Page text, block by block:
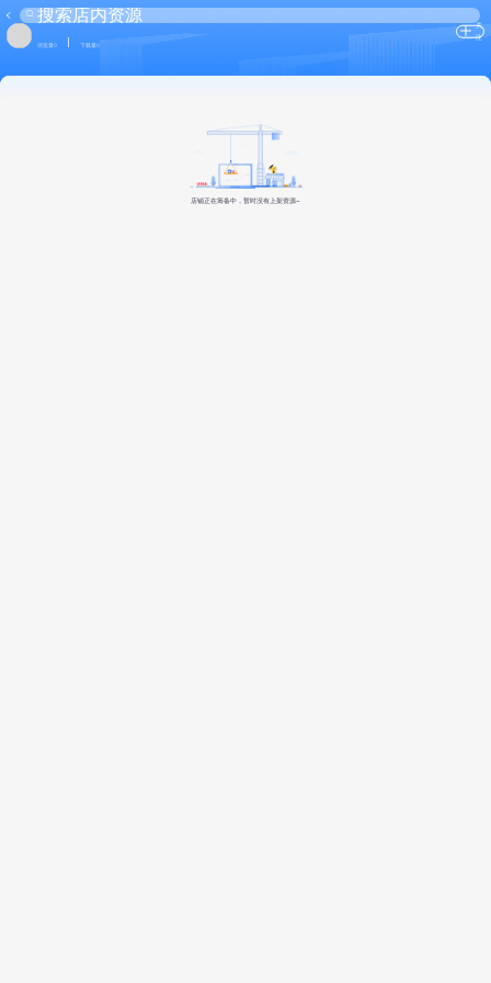
浏览量0 下载量0
关
注
店铺正在筹备中，暂时没有上架资源~